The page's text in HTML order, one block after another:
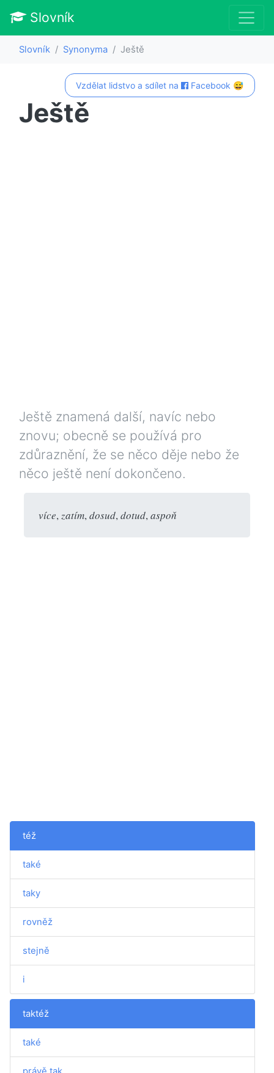
Slovník
Slovník Synonyma Ještě
Vzdělat lidstvo a sdílet na Facebook 😅
Ještě
Ještě znamená další, navíc nebo
znovu; obecně se používá pro
zdůraznění, že se něco děje nebo že
něco ještě není dokončeno.
více,zatím,dosud,dotud,aspoň
též
také
taky
rovněž
stejně
i
taktéž
také